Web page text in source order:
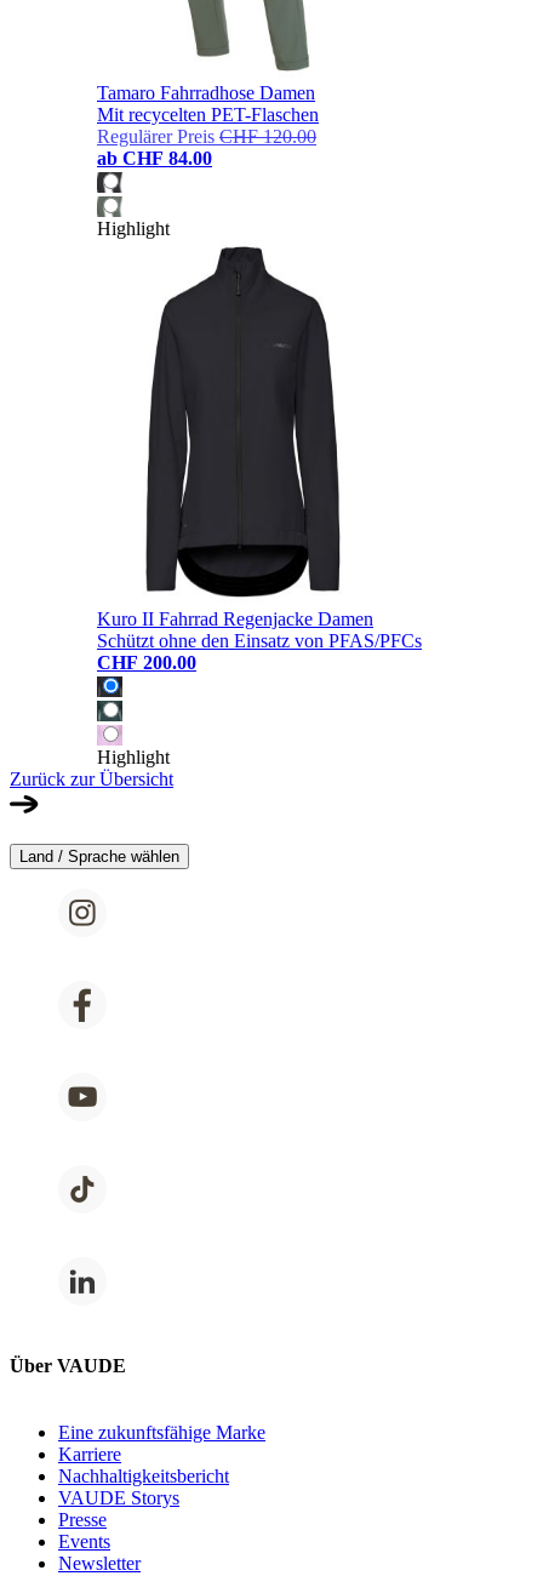
Tamaro Fahrradhose Damen
Mit recycelten PET-Flaschen
Regulärer Preis CHF 120.00
ab CHF 84.00
Highlight
Kuro II Fahrrad Regenjacke Damen
Schützt ohne den Einsatz von PFAS/PFCs
CHF 200.00
Highlight
Zurück zur Übersicht
Land / Sprache wählen
Über VAUDE
Eine zukunftsfähige Marke
Karriere
Nachhaltigkeitsbericht
VAUDE Storys
Presse
Events
Newsletter